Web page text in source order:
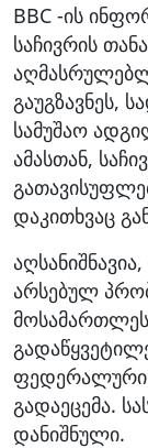
BBC -ის
საჩივრის
გაუგზავნეს,
სამუშაო
ამასთან,
დაკითხვაც
არსებულ
ფედერალური
გადაეცემა.
დანიშნული.